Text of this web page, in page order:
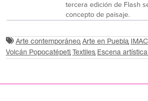
tercera edición de Flash
concepto de paisaje.
Arte contemporáneo Arte en Puebla
Volcán Popocatépetl Textiles Escena